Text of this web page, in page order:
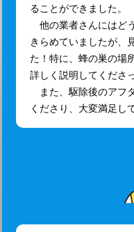
ることができました。
他の業者さんにはど
きらめていましたが、
た！特に、蜂の巣の場
詳しく説明してくださ
また、駆除後のアフ
くださり、大変満足し